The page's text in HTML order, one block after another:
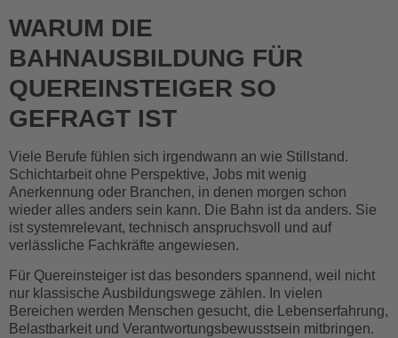
WARUM DIE
BAHNAUSBILDUNG FÜR
QUEREINSTEIGER SO
GEFRAGT IST
Viele Berufe fühlen sich irgendwann an wie Stillstand.
Schichtarbeit ohne Perspektive, Jobs mit wenig
Anerkennung oder Branchen, in denen morgen schon
wieder alles anders sein kann. Die Bahn ist da anders. Sie
ist systemrelevant, technisch anspruchsvoll und auf
verlässliche Fachkräfte angewiesen.
Für Quereinsteiger ist das besonders spannend, weil nicht
nur klassische Ausbildungswege zählen. In vielen
Bereichen werden Menschen gesucht, die Lebenserfahrung,
Belastbarkeit und Verantwortungsbewusstsein mitbringen.